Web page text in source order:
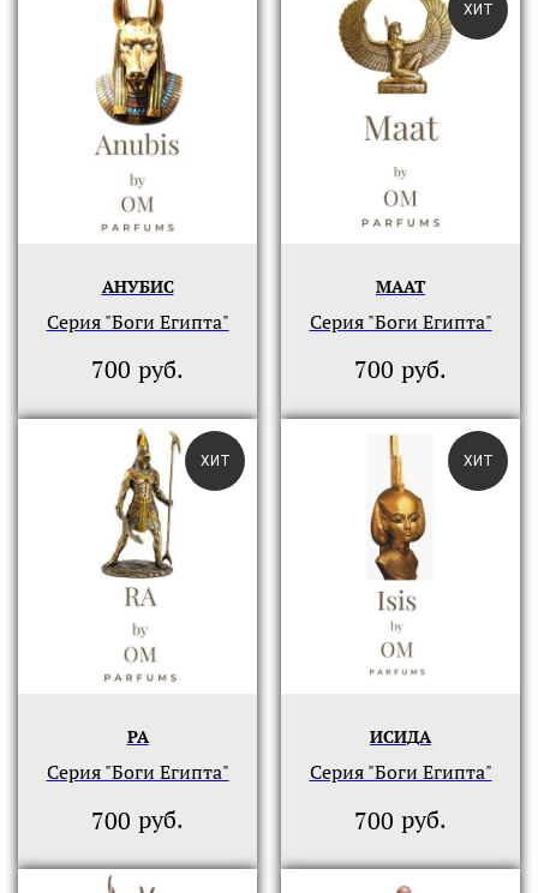
АНУБИС
Серия "Боги Египта"
700 руб.
ХИТ
МААТ
Серия "Боги Египта"
700 руб.
ХИТ
РА
Серия "Боги Египта"
700 руб.
ХИТ
ИСИДА
Серия "Боги Египта"
700 руб.